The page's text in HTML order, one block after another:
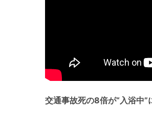
交通事故死の8倍が“入浴中